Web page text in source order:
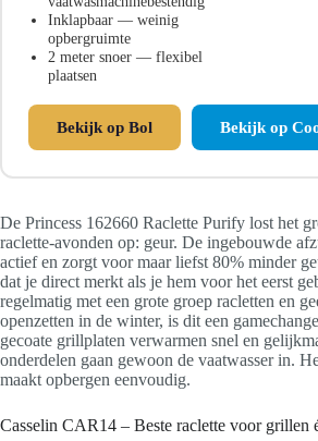
Inklapbaar — weinig
opbergruimte
2 meter snoer — flexibel
plaatsen
Bekijk op Bol Bekijk op
De Princess 162660 Raclette Purify lost het
raclette-avonden op: geur. De ingebouwde
actief en zorgt voor maar liefst 80% minder
dat je direct merkt als je hem voor het eerst
regelmatig met een grote groep racletten en
openzetten in de winter, is dit een
gecoate grillplaten verwarmen snel en
onderdelen gaan gewoon de vaatwasser in.
maakt opbergen eenvoudig.
Casselin CAR14 – Beste raclette voor grillen